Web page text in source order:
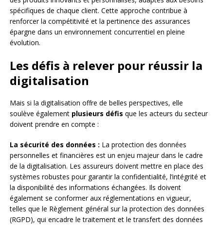
spécifiques de chaque client. Cette approche contribue à
renforcer la compétitivité et la pertinence des assurances
épargne dans un environnement concurrentiel en pleine
évolution.
Les défis à relever pour réussir la
digitalisation
Mais si la digitalisation offre de belles perspectives, elle
soulève également plusieurs défis que les acteurs du secteur
doivent prendre en compte :
La sécurité des données : La protection des données
personnelles et financières est un enjeu majeur dans le cadre
de la digitalisation. Les assureurs doivent mettre en place des
systèmes robustes pour garantir la confidentialité, l’intégrité et
la disponibilité des informations échangées. Ils doivent
également se conformer aux réglementations en vigueur,
telles que le Règlement général sur la protection des données
(RGPD), qui encadre le traitement et le transfert des données